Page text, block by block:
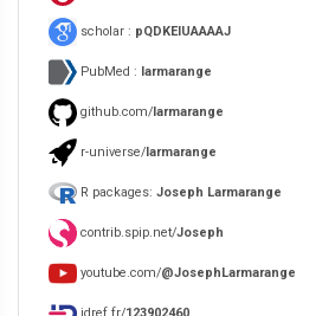
scholar : pQDKEIUAAAAJ
PubMed : larmarange
github.com/larmarange
r-universe/larmarange
R packages: Joseph Larmarange
contrib.spip.net/Joseph
youtube.com/@JosephLarmarange
idref.fr/123902460